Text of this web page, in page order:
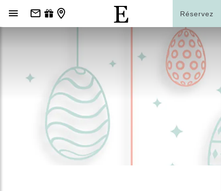
Réservez